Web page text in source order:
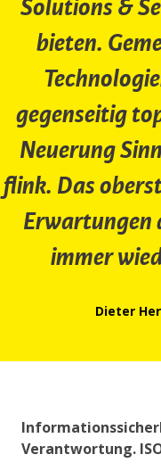
Solutions &
bieten.
gegenseitig
Neuerung
flink. Das
Erwartungen
immer
Dieter
Verantwortung.